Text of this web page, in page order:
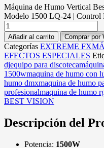
Máquina de Humo Vertical
Modelo 1500 LQ-24 | Control
Añadir al carrito Comprar por
Categorías EXTREME FX
EFECTOS ESPECIALES
djequipo para discoteca
1500wmaquina de humo con
humo dmxmaquina de humo
profesionalmaquina de humo
BEST VISION
Descripción del
Potencia: 1500W